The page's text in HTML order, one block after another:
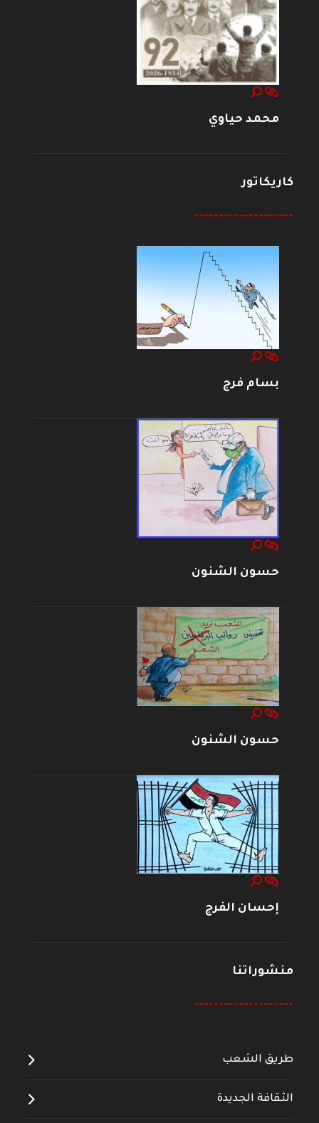
محمد حياوي
كاريكاتور
--------------------
بسام فرج
حسون الشنون
حسون الشنون
إحسان الفرج
منشوراتنا
--------------------
طريق الشعب
الثقافة الجديدة